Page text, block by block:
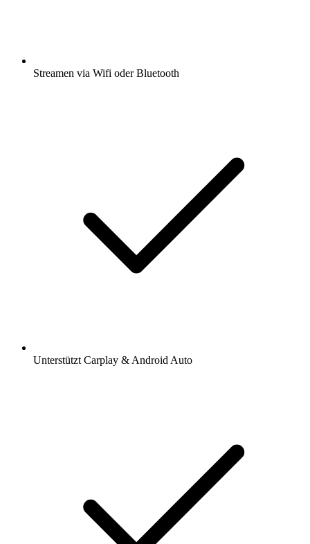
Streamen via Wifi oder Bluetooth
Unterstützt Carplay & Android Auto